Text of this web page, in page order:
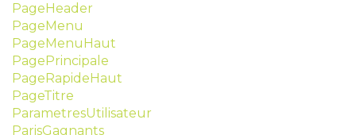
PageHeader
PageMenu
PageMenuHaut
PagePrincipale
PageRapideHaut
PageTitre
ParametresUtilisateur
ParisGagnants